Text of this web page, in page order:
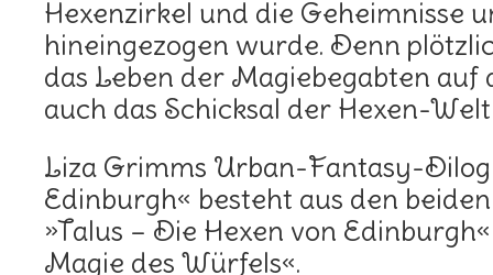
Hexenzirkel und die Geheimnisse
hineingezogen wurde. Denn
das Leben der Magiebegabten auf
auch das Schicksal der Hexen-
Liza Grimms Urban-Fantasy-
Edinburgh« besteht aus den
»Talus – Die Hexen von
Magie des Würfels«.